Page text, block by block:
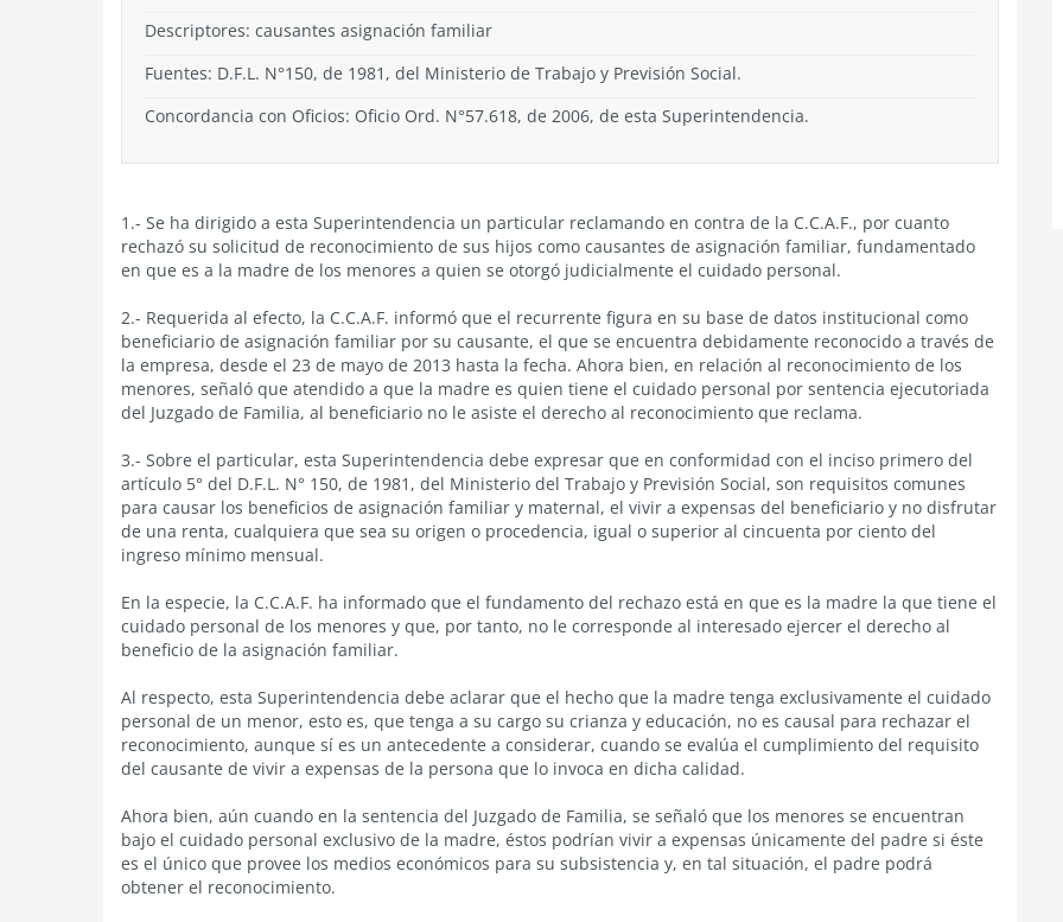
Descriptores: causantes asignación familiar
Fuentes: D.F.L. N°150, de 1981, del Ministerio de Trabajo y Previsión Social.
Concordancia con Oficios: Oficio Ord. N°57.618, de 2006, de esta Superintendencia.
1.- Se ha dirigido a esta Superintendencia un particular reclamando en contra de la C.C.A.F., por cuanto
rechazó su solicitud de reconocimiento de sus hijos como causantes de asignación familiar, fundamentado
en que es a la madre de los menores a quien se otorgó judicialmente el cuidado personal.
2.- Requerida al efecto, la C.C.A.F. informó que el recurrente figura en su base de datos institucional como
beneficiario de asignación familiar por su causante, el que se encuentra debidamente reconocido a través de
la empresa, desde el 23 de mayo de 2013 hasta la fecha. Ahora bien, en relación al reconocimiento de los
menores, señaló que atendido a que la madre es quien tiene el cuidado personal por sentencia ejecutoriada
del Juzgado de Familia, al beneficiario no le asiste el derecho al reconocimiento que reclama.
3.- Sobre el particular, esta Superintendencia debe expresar que en conformidad con el inciso primero del
artículo 5° del D.F.L. N° 150, de 1981, del Ministerio del Trabajo y Previsión Social, son requisitos comunes
para causar los beneficios de asignación familiar y maternal, el vivir a expensas del beneficiario y no disfrutar
de una renta, cualquiera que sea su origen o procedencia, igual o superior al cincuenta por ciento del
ingreso mínimo mensual.
En la especie, la C.C.A.F. ha informado que el fundamento del rechazo está en que es la madre la que tiene el
cuidado personal de los menores y que, por tanto, no le corresponde al interesado ejercer el derecho al
beneficio de la asignación familiar.
Al respecto, esta Superintendencia debe aclarar que el hecho que la madre tenga exclusivamente el cuidado
personal de un menor, esto es, que tenga a su cargo su crianza y educación, no es causal para rechazar el
reconocimiento, aunque sí es un antecedente a considerar, cuando se evalúa el cumplimiento del requisito
del causante de vivir a expensas de la persona que lo invoca en dicha calidad.
Ahora bien, aún cuando en la sentencia del Juzgado de Familia, se señaló que los menores se encuentran
bajo el cuidado personal exclusivo de la madre, éstos podrían vivir a expensas únicamente del padre si éste
es el único que provee los medios económicos para su subsistencia y, en tal situación, el padre podrá
obtener el reconocimiento.